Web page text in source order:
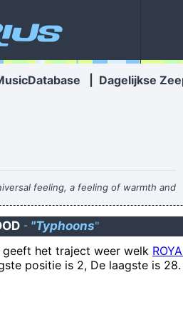
Dagelijkse
feeling, a feeling of warmth and
lift their hands while dancing. For
have some artists who express
it’s the Belgians who deserve all the
the path for us years ago.~
- "Typhoons"
geeft het traject weer welk
positie is 2, De laagste is 28.